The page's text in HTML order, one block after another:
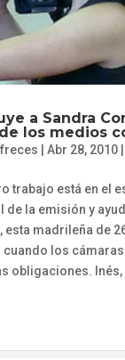
a Sandra
los medios
|Abr 28, 2010
trabajo está en el
de la emisión y
madrileña de
cuando los
obligaciones. Inés,